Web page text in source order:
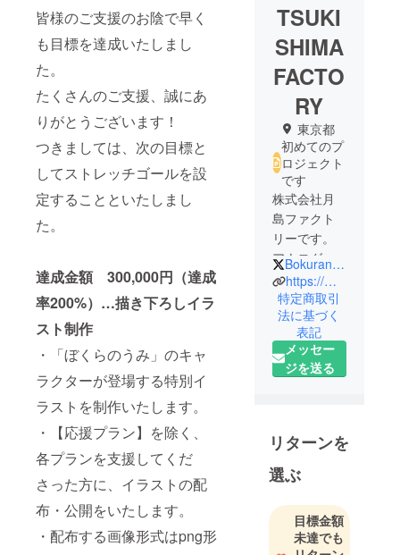
皆様のご支援のお陰で早く
も目標を達成いたしまし
た。
たくさんのご支援、誠にあ
りがとうございます！
つきましては、次の目標と
してストレッチゴールを設
定することといたしまし
た。
達成金額 300,000円（達成
率200%）…描き下ろしイラ
スト制作
・「ぼくらのうみ」のキャ
ラクターが登場する特別イ
ラストを制作いたします。
・【応援プラン】を除く、
各プランを支援してくだ
さった方に、イラストの配
布・公開をいたします。
・配布する画像形式はpng形
TSUKI
SHIMA
FACTO
RY
東京都
初めてのプ
ロジェクト
です
株式会社月
島ファクト
リーです。
アナログ
ゲームを制
作しており
ます。
代表作：
「かぐや様
は告らせた
闘戦～」、
「驚異の部
屋」、「あ
子」
Bokurano_umi
https://moonisland.jp/
特定商取引
法に基づく
表記
メッセー
ジを送る
リターンを
選ぶ
目標金額
未達でも